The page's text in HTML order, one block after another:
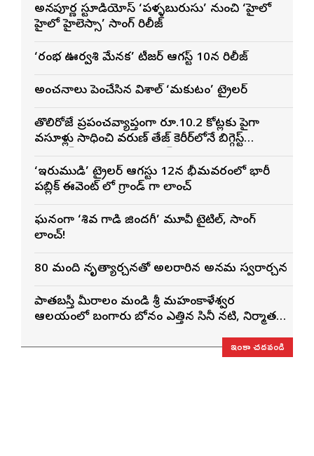
అన్నపూర్ణ స్టూడియోస్ ‘పళ్ళబురుసు’ నుంచి ‘హైలో
హైలో హైలెస్సా’ సాంగ్ రిలీజ్
‘రంభ ఊర్వశి మేనక’ టీజర్ ఆగస్ట్ 10న రిలీజ్
అంచనాలు పెంచేసిన విశాల్ ‘మకుటం’ ట్రైలర్
తొలిరోజే ప్రపంచవ్యాప్తంగా రూ.10.2 కోట్లకు పైగా
వసూళ్లు సాధించి వరుణ్ తేజ్ కెరీర్‌లోనే బిగ్గెస్ట్
‘ఇరుముడి’ ట్రైలర్ ఆగస్టు 12న భీమవరంలో భారీ
పబ్లిక్ ఈవెంట్ లో గ్రాండ్ గా లాంచ్
ఘనంగా ‘శివ గాడి జింద‌గీ’ మూవీ టైటిల్, సాంగ్
లాంచ్!
80 మంది నృత్యార్చనతో అలరారిన అన్నమ స్వరార్చన
పాతబస్తీ మీరాలం మండి శ్రీ మహంకాళేశ్వర
ఆలయంలో బంగారు బోనం ఎత్తిన సినీ నటి, నిర్మాత
ఇంకా చదవండి